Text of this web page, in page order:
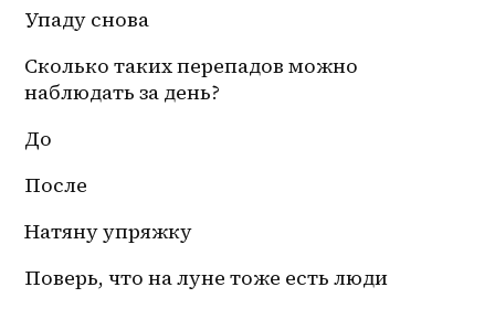
Упаду снова
Сколько таких перепадов можно
наблюдать за день?
До
После
Натяну упряжку
Поверь, что на луне тоже есть люди